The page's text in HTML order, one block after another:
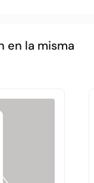
en la misma